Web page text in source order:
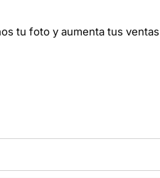
tu foto y aumenta tus ventas